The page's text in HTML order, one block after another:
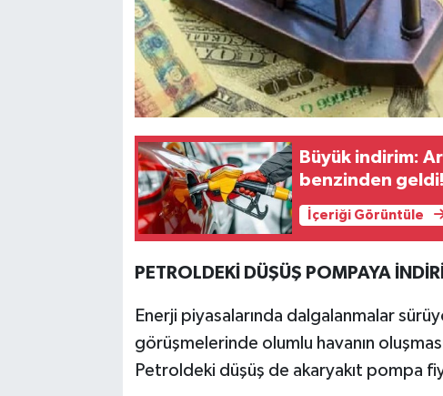
Büyük indirim:
benzinden geldi!
İçeriği Görüntüle
PETROLDEKİ DÜŞÜŞ POMPAYA
Enerji piyasalarında dalgalanmalar
görüşmelerinde olumlu havanın
Petroldeki düşüş de akaryakıt pompa